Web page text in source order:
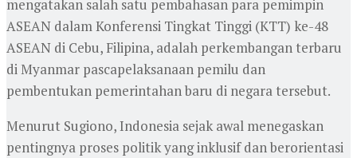
mengatakan salah satu pembahasan para pemimpin
ASEAN dalam Konferensi Tingkat Tinggi (KTT) ke-48
ASEAN di Cebu, Filipina, adalah perkembangan terbaru
di Myanmar pascapelaksanaan pemilu dan
pembentukan pemerintahan baru di negara tersebut.
Menurut Sugiono, Indonesia sejak awal menegaskan
pentingnya proses politik yang inklusif dan berorientasi